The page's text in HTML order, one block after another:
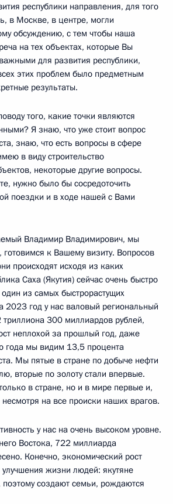
республики направления, для того
в Москве, в центре, могли
обсуждению, с тем чтобы наша
на тех объектах, которые Вы
для развития республики,
этих проблем было предметным
результаты.
того, какие точки являются
Я знаю, что уже стоит вопрос
знаю, что есть вопросы в сфере
в виду строительство
некоторые другие вопросы.
нужно было бы сосредоточить
поездки и в ходе нашей с Вами
Владимир Владимирович, мы
готовимся к Вашему визиту. Вопросов
происходят исходя из каких
Саха (Якутия) сейчас очень быстро
из самых быстрорастущих
2023 год у нас валовый региональный
триллиона 300 миллиардов рублей,
неплохой за прошлый год, даже
года мы видим 13,5 процента
Мы пятые в стране по добыче нефти
вторые по золоту стали впервые.
в стране, но и в мире первые и,
на все происки наших врагов.
у нас на очень высоком уровне.
Востока, 722 миллиарда
Конечно, экономический рост
улучшения жизни людей: якутяне
создают семьи, рождаются